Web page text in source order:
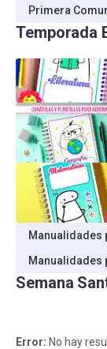
Primera
Temporada
Manualidades
Manualidades
Semana
Error: No hay